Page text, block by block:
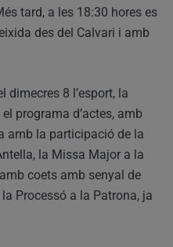
tard, a les 18:30 hores es
des del Calvari i amb
dimecres 8 l’esport, la
programa d’actes, amb
amb la participació de la
la Missa Major a la
coets amb senyal de
Processó a la Patrona, ja